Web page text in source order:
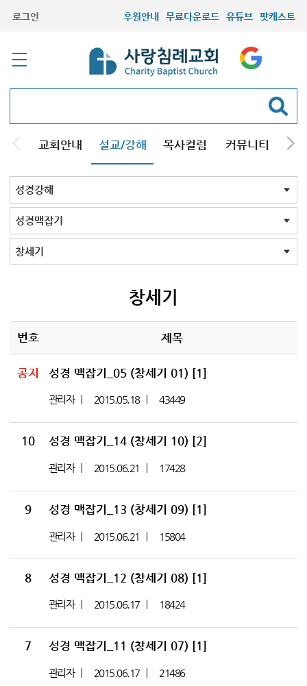
로그인 후원안내 무료다운로드 유튜브 팟캐스트
교회안내 설교/강해 목사컬럼 커뮤니티 기
주일설교
성경강해
시리즈설교
기타방송
성경강해 전체
신약
구약
성경맥잡기
성경맥잡기 전체
창세기
창세기
번호 제목
공지 성경 맥잡기_05 (창세기 01) [1]
관리자 2015.05.18 43449
10 성경 맥잡기_14 (창세기 10) [2]
관리자 2015.06.21 17428
9 성경 맥잡기_13 (창세기 09) [1]
관리자 2015.06.21 15804
8 성경 맥잡기_12 (창세기 08) [1]
관리자 2015.06.17 18424
7 성경 맥잡기_11 (창세기 07) [1]
관리자 2015.06.17 21486